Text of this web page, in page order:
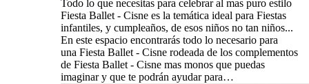
Todo lo que necesitas para celebrar al mas puro estilo
Fiesta Ballet - Cisne es la temática ideal para Fiestas
infantiles, y cumpleaños, de esos niños no tan niños...
En este espacio encontrarás todo lo necesario para
una Fiesta Ballet - Cisne rodeada de los complementos
de Fiesta Ballet - Cisne mas monos que puedas
imaginar y que te podrán ayudar para…